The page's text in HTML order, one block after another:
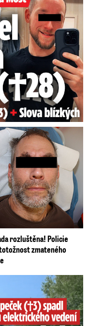
rozluštěna! Policie
zmateného
na 16 stran